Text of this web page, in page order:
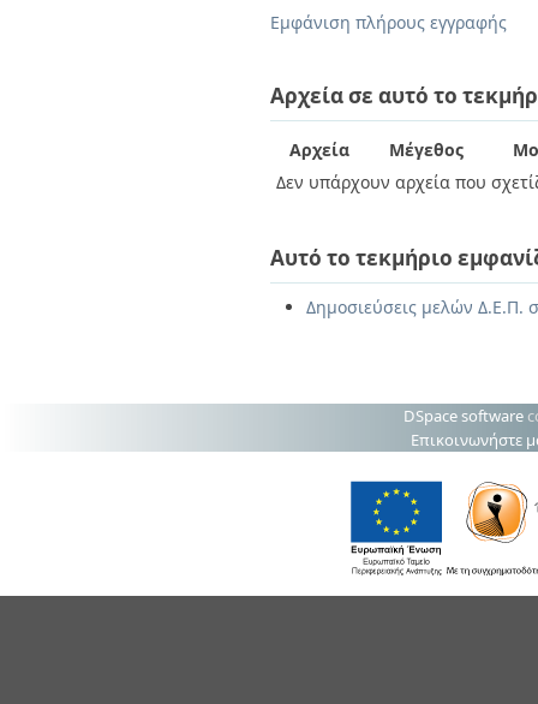
Εμφάνιση πλήρους εγγραφής
Αρχεία σε αυτό το
Αρχεία Μέγεθος
Δεν υπάρχουν αρχεία που
Αυτό το τεκμήριο
Δημοσιεύσεις μελών Δ.Ε.Π.
DSpace software
Επικοινωνήστε